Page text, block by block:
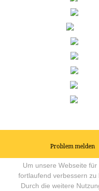
Problem melden
© 2026Impressum|
Forum für Yoga,
Um unsere Webseite
fortlaufend verbessern zu
Durch die weitere